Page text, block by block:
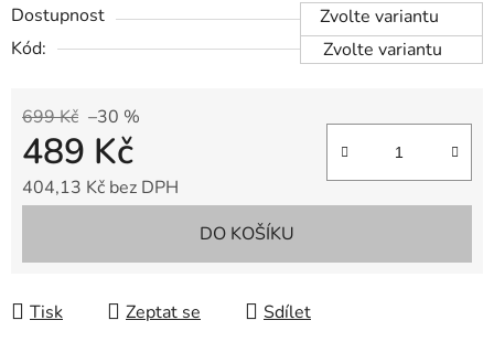
Dostupnost
Zvolte variantu
Kód:
Zvolte variantu
699 Kč –30 %
489 Kč
404,13 Kč bez DPH
DO KOŠÍKU
Tisk Zeptat se Sdílet